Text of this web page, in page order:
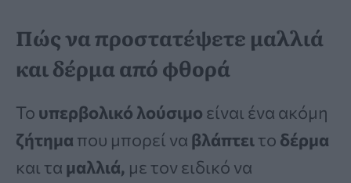
Πώς να προστατέψετε μαλλιά
και δέρμα από φθορά
Το υπερβολικό λούσιμο είναι ένα ακόμη
ζήτημα που μπορεί να βλάπτειτο δέρμα
και τα μαλλιά, με τον ειδικό να